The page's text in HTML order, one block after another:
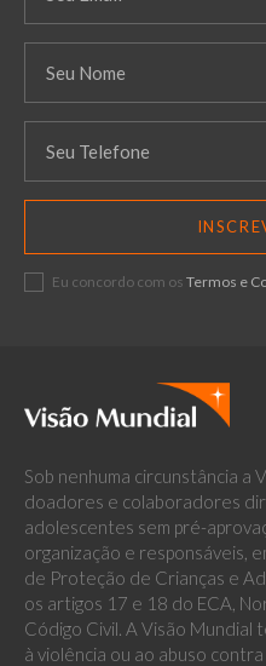
Eu concordo com os Termos e
Sob nenhuma circunstância a
doadores e colaboradores
adolescentes sem pré-
organização e responsáveis,
de Proteção de Crianças e
os artigos 17 e 18 do ECA,
Código Civil. A Visão Mundial
à violência ou ao abuso